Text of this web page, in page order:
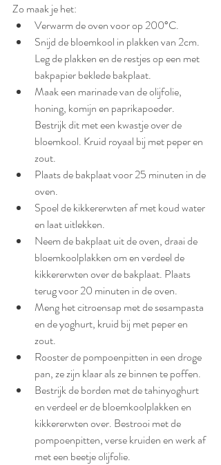
Zo maak je het:
Verwarm de oven voor op 200°C.
Snijd de bloemkool in plakken van 2cm.
Leg de plakken en de restjes op een met
bakpapier beklede bakplaat.
Maak een marinade van de olijfolie,
honing, komijn en paprikapoeder.
Bestrijk dit met een kwastje over de
bloemkool. Kruid royaal bij met peper en
zout.
Plaats de bakplaat voor 25 minuten in de
oven.
Spoel de kikkererwten af met koud water
en laat uitlekken.
Neem de bakplaat uit de oven, draai de
bloemkoolplakken om en verdeel de
kikkererwten over de bakplaat. Plaats
terug voor 20 minuten in de oven.
Meng het citroensap met de sesampasta
en de yoghurt, kruid bij met peper en
zout.
Rooster de pompoenpitten in een droge
pan, ze zijn klaar als ze binnen te poffen.
Bestrijk de borden met de tahinyoghurt
en verdeel er de bloemkoolplakken en
kikkererwten over. Bestrooi met de
pompoenpitten, verse kruiden en werk af
met een beetje olijfolie.